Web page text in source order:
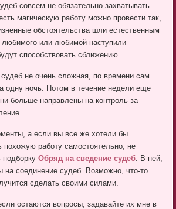
совсем не обязательно захватывать
магическую работу можно провести так,
обстоятельства шли естественным
любимого или любимой наступили
способствовать сближению.
не очень сложная, по времени сам
одну ночь. Потом в течение недели еще
больше направлены на контроль за
а если вы все же хотели бы
похожую работу самостоятельно, не
подборкуОбряд на сведение судеб . В ней,
на соединение судеб. Возможно, что-то
сделать своими силами.
остаются вопросы, задавайте их мне в